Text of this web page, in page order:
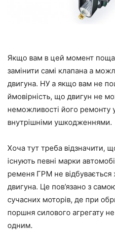
Якщо вам в цей момент
замінити самі клапана а
двигуна. НУ а якщо вам не
ймовірність, що двигун не
неможливості його ремонту
внутрішніми ушкодженнями.
Хоча тут треба відзначити,
існують певні марки
ременя ГРМ не
двигуна. Це пов’язано з
сучасних моторів, де при
поршня силового агрегату
одним.